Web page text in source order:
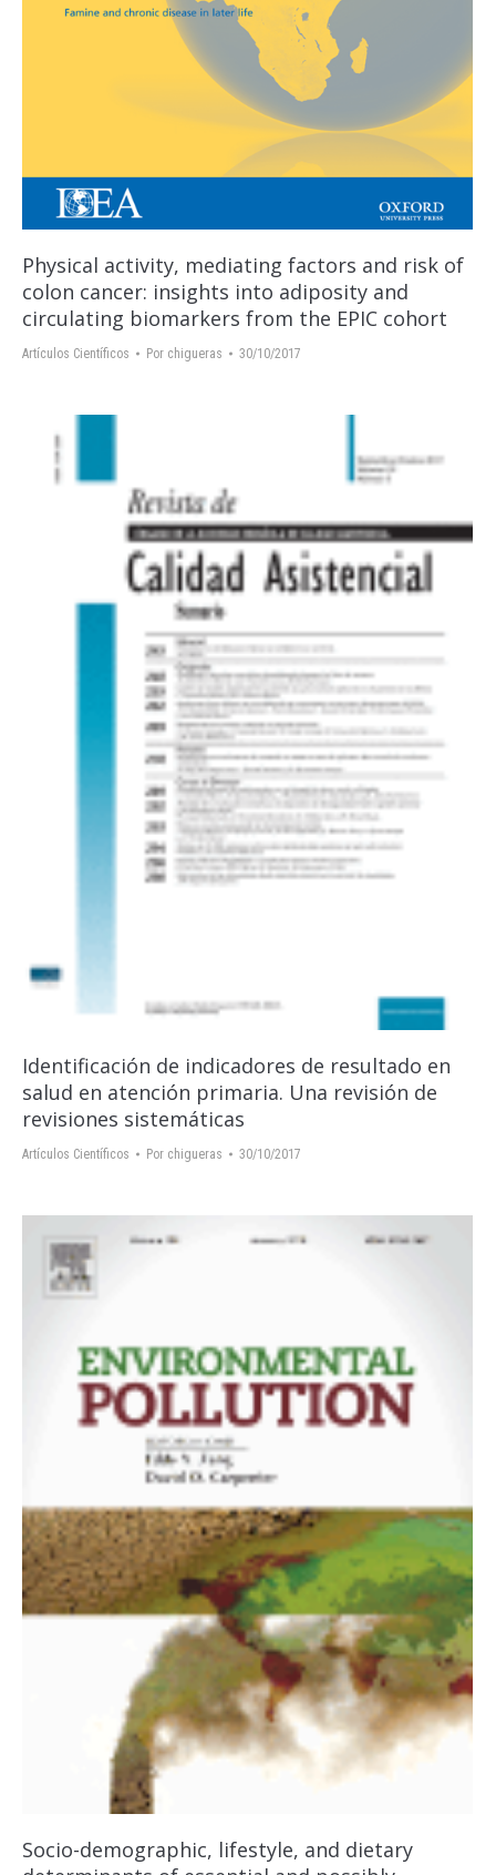
Physical activity, mediating factors and risk of
colon cancer: insights into adiposity and
circulating biomarkers from the EPIC cohort
Artículos Científicos Por chigueras 30/10/2017
Identificación de indicadores de resultado en
salud en atención primaria. Una revisión de
revisiones sistemáticas
Artículos Científicos Por chigueras 30/10/2017
Socio-demographic, lifestyle, and dietary